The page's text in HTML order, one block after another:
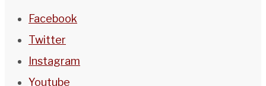
Facebook
Twitter
Instagram
Youtube